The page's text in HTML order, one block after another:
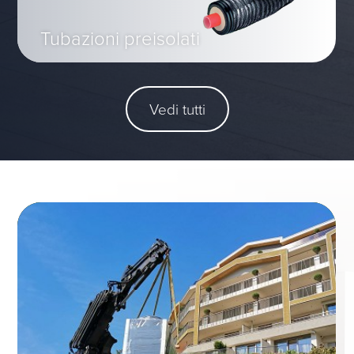
Tubazioni preisolati
Vedi tutti